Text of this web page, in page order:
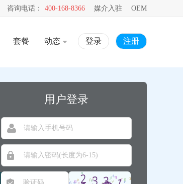
咨询电话： 400-168-8366 媒介入驻 OEM
套餐 动态 登录 注册
用户登录